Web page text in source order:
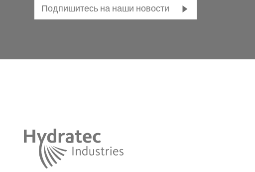
Подпишитесь на наши новости